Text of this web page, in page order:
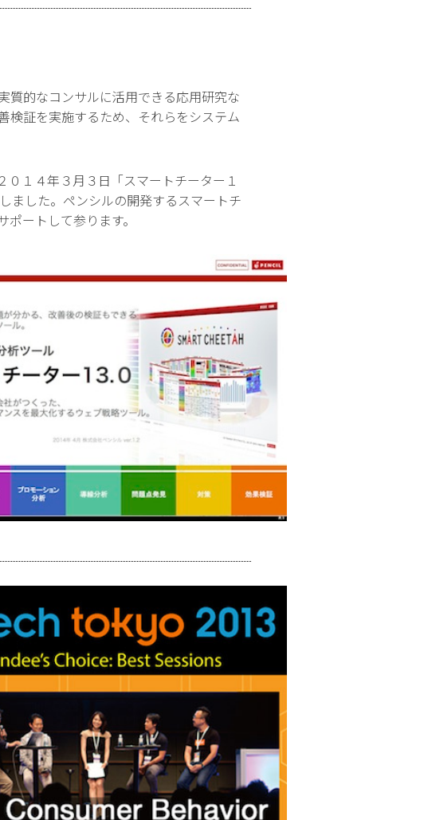
質的なコンサルに活用できる応用研究な
検証を実施するため、それらをシステム
１４年３月３日「スマートチーター１
ました。ペンシルの開発するスマートチ
ートして参ります。